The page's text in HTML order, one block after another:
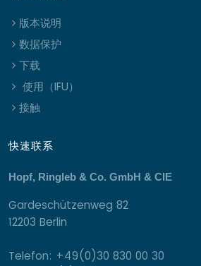
版本说明
数据保护
下载
使用（IFU）
接触
快速联系
Hopf, Ringleb & Co. GmbH & CIE
Gardeschützenweg 82
12203 Berlin
Telefon: +49(0)30 830 00 30